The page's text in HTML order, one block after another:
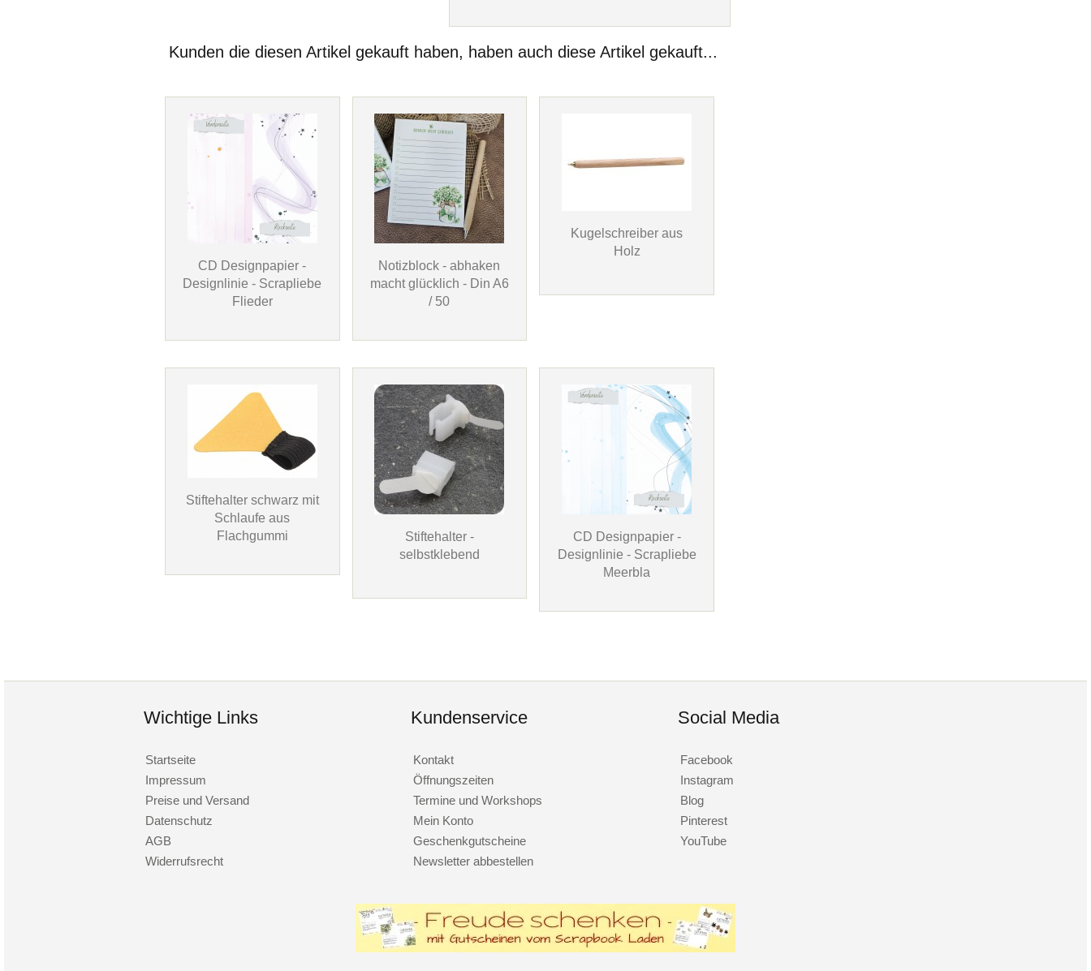
Kunden die diesen Artikel gekauft haben, haben auch diese Artikel gekauft...
CD Designpapier -
Designlinie - Scrapliebe
Flieder
Notizblock - abhaken
macht glücklich - Din A6
/ 50
Kugelschreiber aus
Holz
Stiftehalter schwarz mit
Schlaufe aus
Flachgummi
Stiftehalter -
selbstklebend
CD Designpapier -
Designlinie - Scrapliebe
Meerbla
Wichtige Links
Startseite
Impressum
Preise und Versand
Datenschutz
AGB
Widerrufsrecht
Kundenservice
Kontakt
Öffnungszeiten
Termine und Workshops
Mein Konto
Geschenkgutscheine
Newsletter abbestellen
Social Media
Facebook
Instagram
Blog
Pinterest
YouTube